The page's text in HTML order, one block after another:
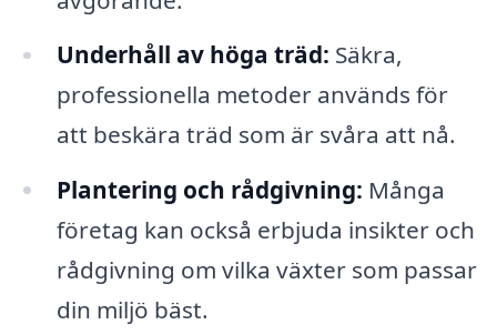
Underhåll av höga träd: Säkra,
professionella metoder används för
att beskära träd som är svåra att nå.
Plantering och rådgivning: Många
företag kan också erbjuda insikter och
rådgivning om vilka växter som passar
din miljö bäst.